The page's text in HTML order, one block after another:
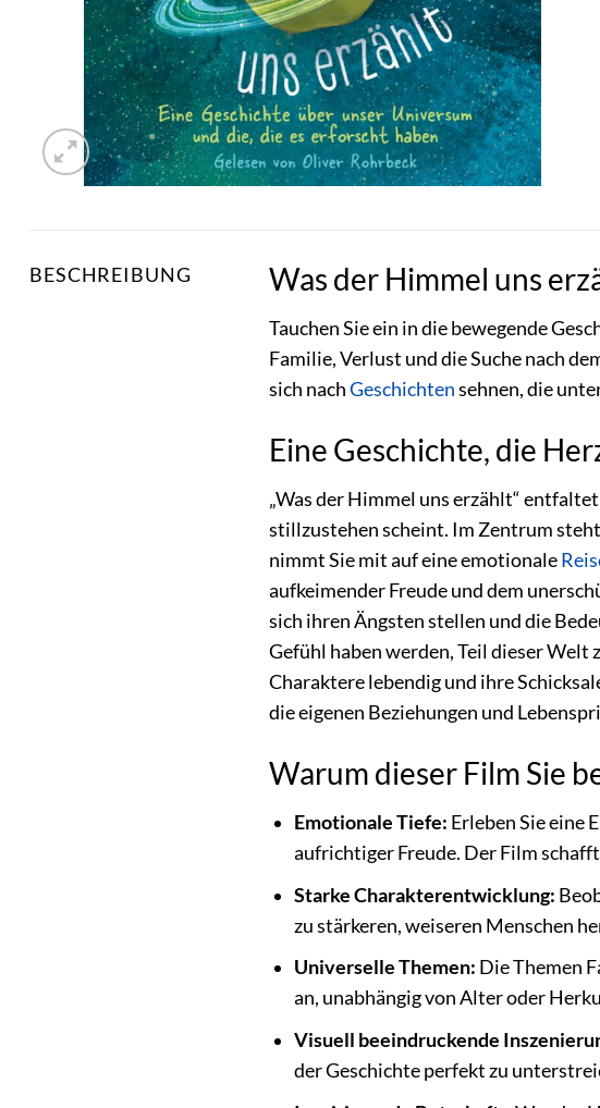
BESCHREIBUNG Was der Himmel uns
Tauchen Sie ein in die bewegende
Familie, Verlust und die Suche nach
sich nachGeschichtensehnen, die
Eine Geschichte, die
„Was der Himmel uns erzählt“
stillzustehen scheint. Im Zentrum
nimmt Sie mit auf eine emotionale
aufkeimender Freude und dem
sich ihren Ängsten stellen und die
Gefühl haben werden, Teil dieser
Charaktere lebendig und ihre
die eigenen Beziehungen und
Warum dieser Film Sie
Emotionale Tiefe: Erleben Sie eine
aufrichtiger Freude. Der Film
Starke Charakterentwicklung:
zu stärkeren, weiseren Menschen
Universelle Themen: Die Themen
an, unabhängig von Alter oder
Visuell beeindruckende
der Geschichte perfekt zu